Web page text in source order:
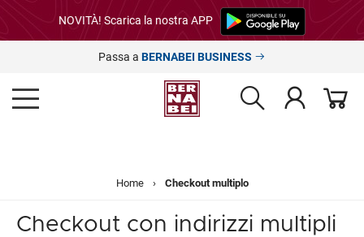
NOVITÀ! Scarica la nostra APP
Passa a BERNABEI BUSINESS
Home › Checkout multiplo
Checkout con indirizzi multipli